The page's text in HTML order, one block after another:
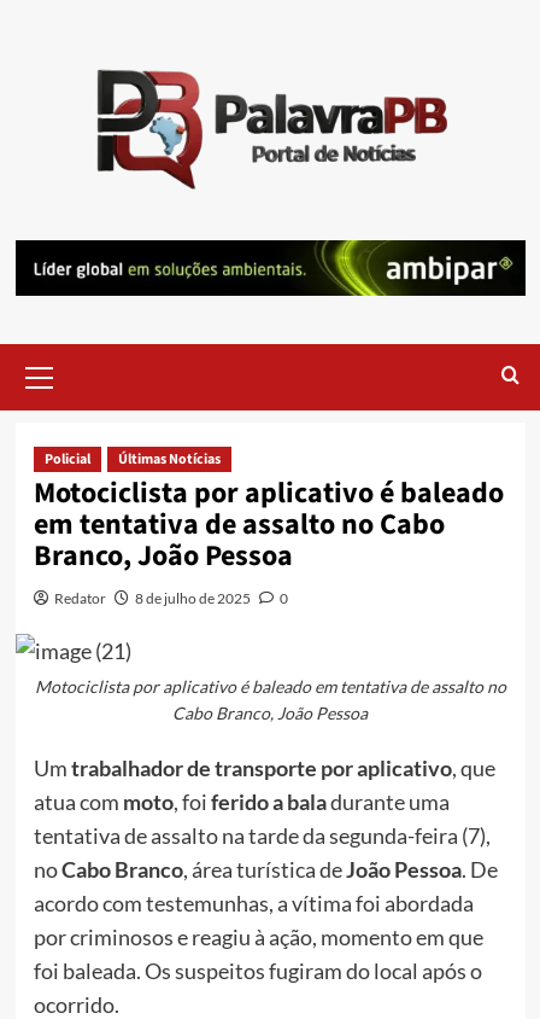
Menu
Policial Últimas Notícias
Motociclista por aplicativo é baleado
em tentativa de assalto no Cabo
Branco, João Pessoa
Redator 8 de julho de 2025 0
Motociclista por aplicativo é baleado em tentativa de assalto no
Cabo Branco, João Pessoa
Umtrabalhador de transporte por aplicativo, que
atua com moto, foiferido a baladurante uma
tentativa de assalto na tarde da segunda-feira (7),
noCabo Branco, área turística deJoão Pessoa. De
acordo com testemunhas, a vítima foi abordada
por criminosos e reagiu à ação, momento em que
foi baleada. Os suspeitos fugiram do local após o
ocorrido.